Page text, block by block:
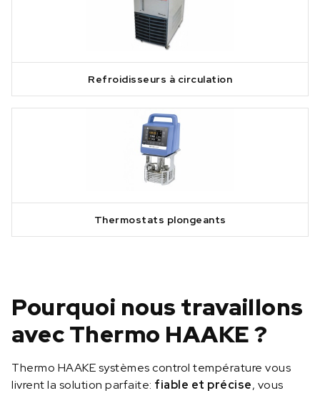
Refroidisseurs à circulation
Thermostats plongeants
Pourquoi nous travaillons
avec Thermo HAAKE ?
Thermo HAAKE systèmes control température vous
livrent la solution parfaite: fiable et précise, vous